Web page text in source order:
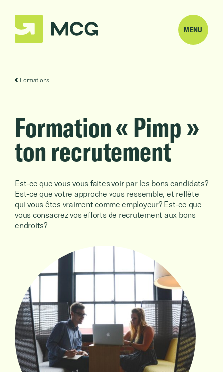
MENU
Formations
Formation « Pimp »
ton recrutement
Est-ce que vous vous faites voir par les bons candidats?
Est-ce que votre approche vous ressemble, et reflète
qui vous êtes vraiment comme employeur? Est-ce que
vous consacrez vos efforts de recrutement aux bons
endroits?